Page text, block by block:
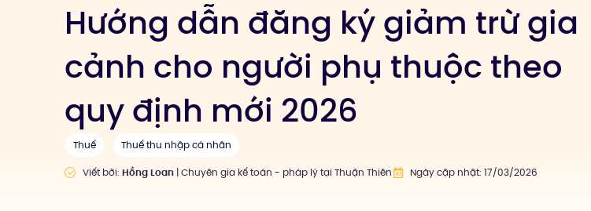
Hướng dẫn đăng ký giảm trừ gia
cảnh cho người phụ thuộc theo
quy định mới 2026
Thuế Thuế thu nhập cá nhân
Viết bởi: Hồng Loan| Chuyên gia kế toán - pháp lý tại Thuận Thiên Ngày cập nhật: 17/03/2026